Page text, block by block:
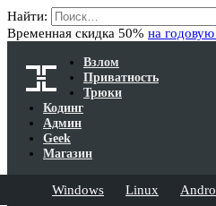
Найти:
Временная скидка 50% на
Взлом
Приватность
Трюки
Кодинг
Админ
Geek
Магазин
Windows Linux